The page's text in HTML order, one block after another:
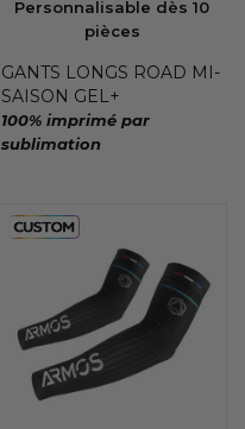
Personnalisable dès 10
pièces
GANTS LONGS ROAD MI-
SAISON GEL+
100% imprimé par
sublimation